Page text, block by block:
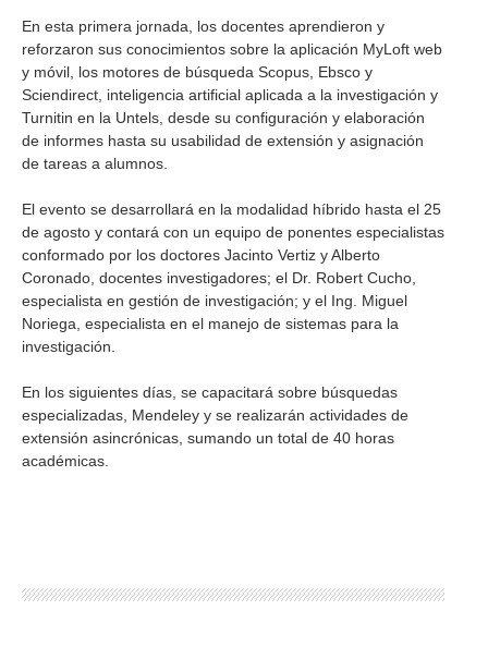
En esta primera jornada, los docentes aprendieron y
reforzaron sus conocimientos sobre la aplicación MyLoft web
y móvil, los motores de búsqueda Scopus, Ebsco y
Sciendirect, inteligencia artificial aplicada a la investigación y
Turnitin en la Untels, desde su configuración y elaboración
de informes hasta su usabilidad de extensión y asignación
de tareas a alumnos.
El evento se desarrollará en la modalidad híbrido hasta el 25
de agosto y contará con un equipo de ponentes especialistas
conformado por los doctores Jacinto Vertiz y Alberto
Coronado, docentes investigadores; el Dr. Robert Cucho,
especialista en gestión de investigación; y el Ing. Miguel
Noriega, especialista en el manejo de sistemas para la
investigación.
En los siguientes días, se capacitará sobre búsquedas
especializadas, Mendeley y se realizarán actividades de
extensión asincrónicas, sumando un total de 40 horas
académicas.